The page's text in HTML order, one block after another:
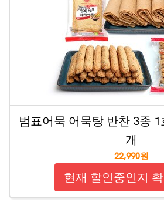
범표어묵 어묵탕 반찬 3종 1
개
22,990원
현재 할인중인지